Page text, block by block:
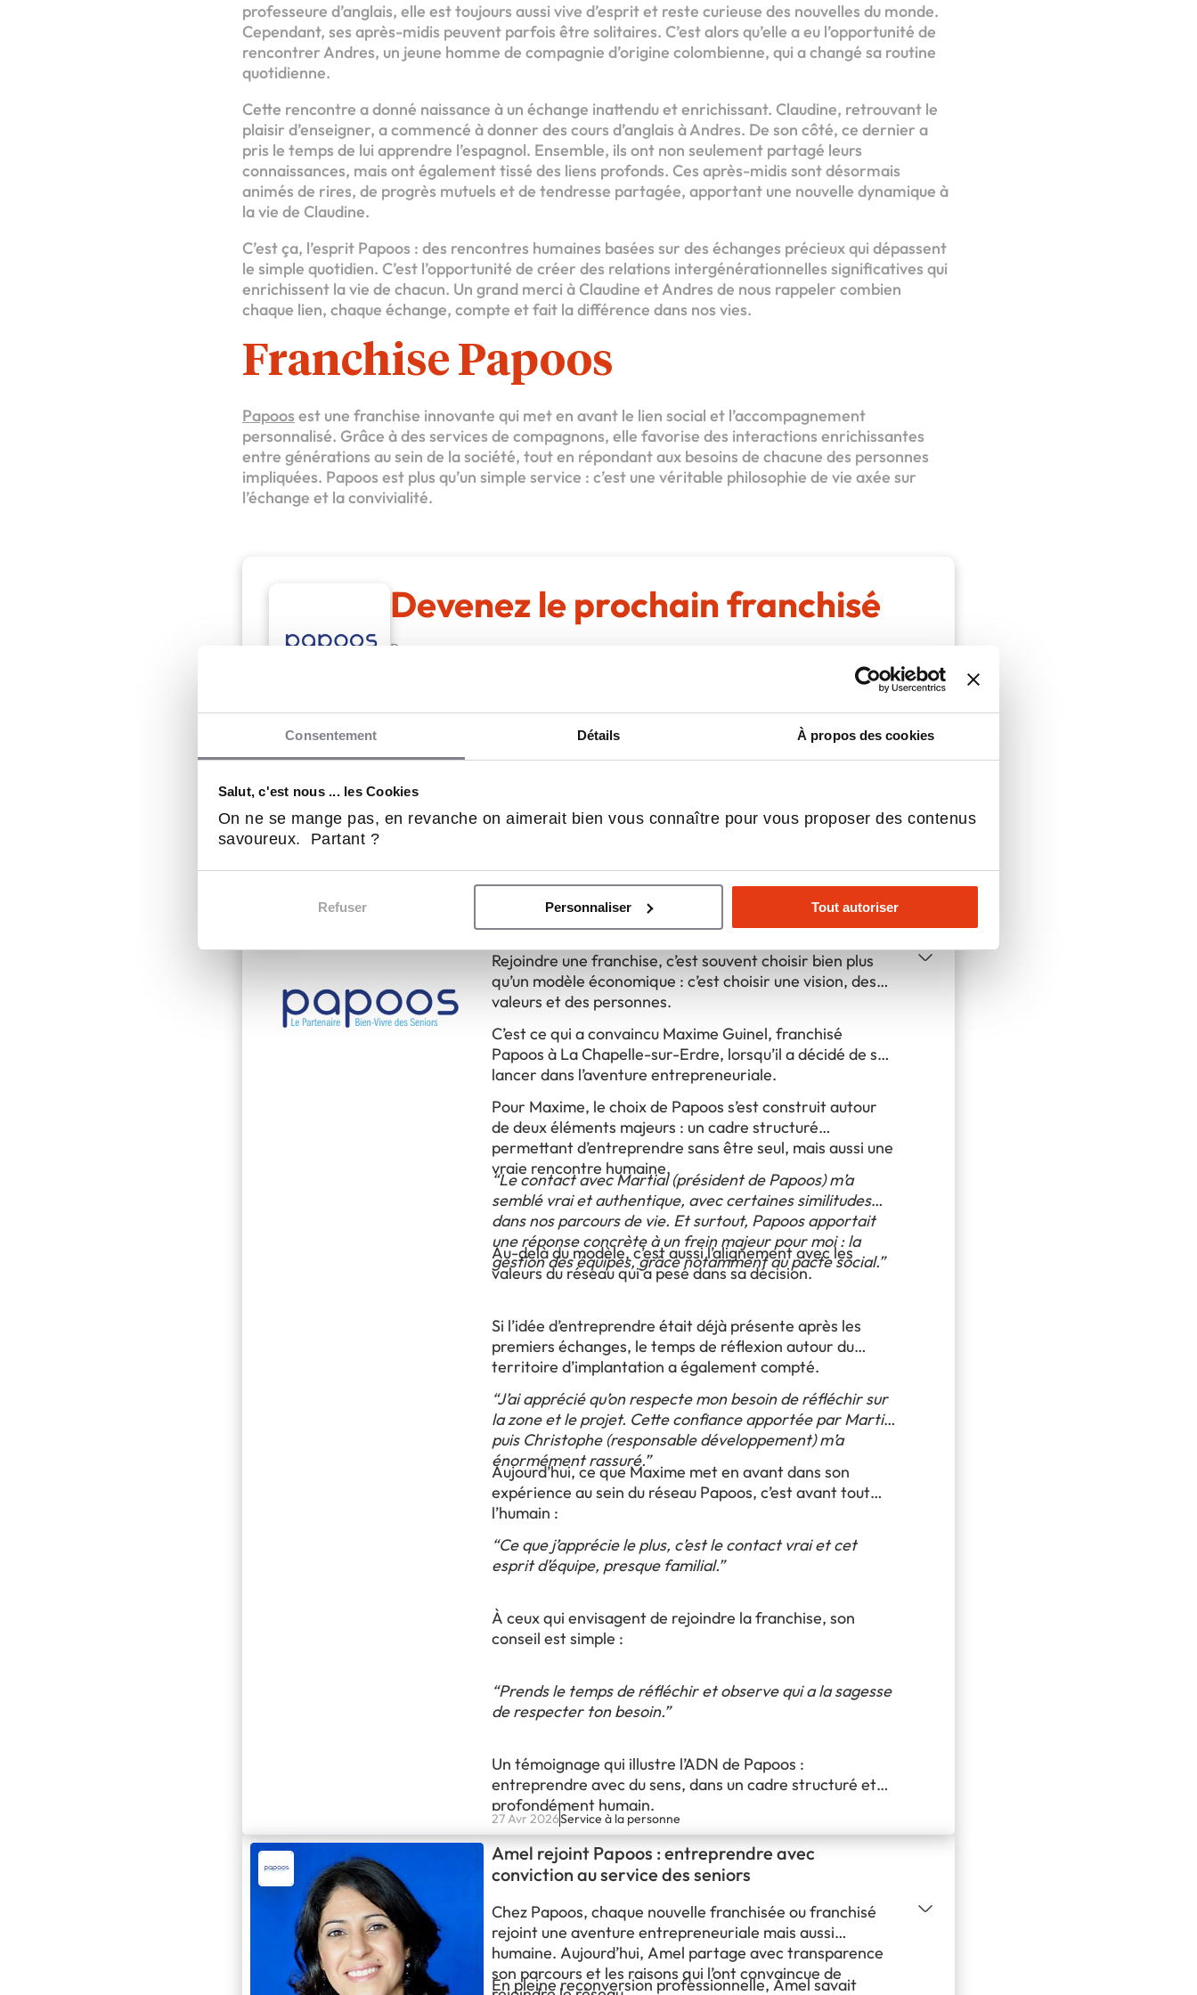
Consentement Détails À propos des cookies
Salut, c'est nous ... les Cookies
On ne se mange pas, en revanche on aimerait bien vous connaître pour vous proposer des contenus
savoureux. Partant ?
Refuser Personnaliser Tout autoriser
professeure d’anglais, elle est toujours aussi vive d’esprit et reste curieuse des nouvelles du monde.
Cependant, ses après-midis peuvent parfois être solitaires. C’est alors qu’elle a eu l’opportunité de
rencontrer Andres, un jeune homme de compagnie d’origine colombienne, qui a changé sa routine
quotidienne.
Cette rencontre a donné naissance à un échange inattendu et enrichissant. Claudine, retrouvant le
plaisir d’enseigner, a commencé à donner des cours d’anglais à Andres. De son côté, ce dernier a
pris le temps de lui apprendre l’espagnol. Ensemble, ils ont non seulement partagé leurs
connaissances, mais ont également tissé des liens profonds. Ces après-midis sont désormais
animés de rires, de progrès mutuels et de tendresse partagée, apportant une nouvelle dynamique à
la vie de Claudine.
C’est ça, l’esprit Papoos : des rencontres humaines basées sur des échanges précieux qui dépassent
le simple quotidien. C’est l’opportunité de créer des relations intergénérationnelles significatives qui
enrichissent la vie de chacun. Un grand merci à Claudine et Andres de nous rappeler combien
chaque lien, chaque échange, compte et fait la différence dans nos vies.
Franchise Papoos
Papoos est une franchise innovante qui met en avant le lien social et l’accompagnement
personnalisé. Grâce à des services de compagnons, elle favorise des interactions enrichissantes
entre générations au sein de la société, tout en répondant aux besoins de chacune des personnes
impliquées. Papoos est plus qu’un simple service : c’est une véritable philosophie de vie axée sur
l’échange et la convivialité.
Papoos
Devenez le prochain franchisé
Papoos,
Apport personnel :29 000 €
Découvrir le réseau Demander une documentation
D'autres actualités du réseau Papoos
Pourquoi Maxime Guinel a choisi de rejoindre le
réseau Papoos à La Chapelle-sur-Erdre
Rejoindre une franchise, c’est souvent choisir bien plus
qu’un modèle économique : c’est choisir une vision, des
valeurs et des personnes.
C’est ce qui a convaincu Maxime Guinel, franchisé
Papoos à La Chapelle-sur-Erdre, lorsqu’il a décidé de se
lancer dans l’aventure entrepreneuriale.
Pour Maxime, le choix de Papoos s’est construit autour
de deux éléments majeurs : un cadre structuré
permettant d’entreprendre sans être seul, mais aussi une
vraie rencontre humaine.
“Le contact avec Martial (président de Papoos) m’a
semblé vrai et authentique, avec certaines similitudes
dans nos parcours de vie. Et surtout, Papoos apportait
une réponse concrète à un frein majeur pour moi : la
gestion des équipes, grâce notamment au pacte social.”
Au-delà du modèle, c’est aussi l’alignement avec les
valeurs du réseau qui a pesé dans sa décision.
Si l’idée d’entreprendre était déjà présente après les
premiers échanges, le temps de réflexion autour du
territoire d’implantation a également compté.
“J’ai apprécié qu’on respecte mon besoin de réfléchir sur
la zone et le projet. Cette confiance apportée par Martial
puis Christophe (responsable développement) m’a
énormément rassuré.”
Aujourd’hui, ce que Maxime met en avant dans son
expérience au sein du réseau Papoos, c’est avant tout
l’humain :
“Ce que j’apprécie le plus, c’est le contact vrai et cet
esprit d’équipe, presque familial.”
À ceux qui envisagent de rejoindre la franchise, son
conseil est simple :
“Prends le temps de réfléchir et observe qui a la sagesse
de respecter ton besoin.”
Un témoignage qui illustre l’ADN de Papoos :
entreprendre avec du sens, dans un cadre structuré et
profondément humain.
27 Avr 2026Service à la personne
Amel rejoint Papoos : entreprendre avec
conviction au service des seniors
Chez Papoos, chaque nouvelle franchisée ou franchisé
rejoint une aventure entrepreneuriale mais aussi
humaine. Aujourd’hui, Amel partage avec transparence
son parcours et les raisons qui l’ont convaincue de
En pleine reconversion professionnelle, Amel savait